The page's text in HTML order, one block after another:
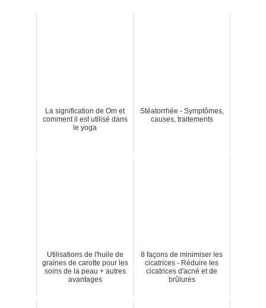
La signification de Om et
comment il est utilisé dans
le yoga
Stéatorrhée - Symptômes,
causes, traitements
Utilisations de l'huile de
graines de carotte pour les
soins de la peau + autres
avantages
8 façons de minimiser les
cicatrices - Réduire les
cicatrices d'acné et de
brûlures